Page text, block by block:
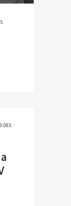
DES